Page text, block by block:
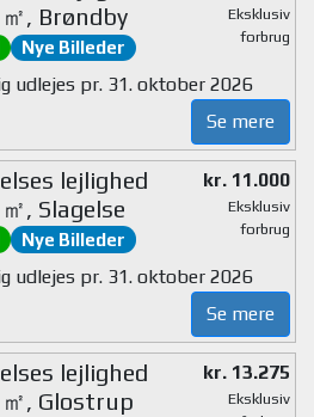
, Brøndby
Nye Billeder
Eksklusiv
forbrug
udlejes pr. 31. oktober 2026
Se mere
lejlighed
, Slagelse
Nye Billeder
kr. 11.000
Eksklusiv
forbrug
udlejes pr. 31. oktober 2026
Se mere
lejlighed
, Glostrup
kr. 13.275
Eksklusiv